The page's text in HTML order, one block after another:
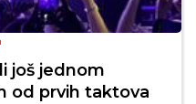
još jednom
od prvih taktova